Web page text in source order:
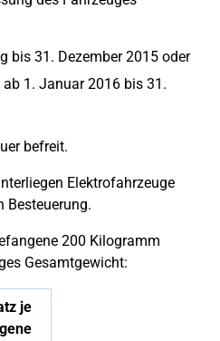
bis 31. Dezember 2015 oder
1. Januar 2016 bis 31.
befreit.
Elektrofahrzeuge
Besteuerung.
200 Kilogramm
Gesamtgewicht:
je